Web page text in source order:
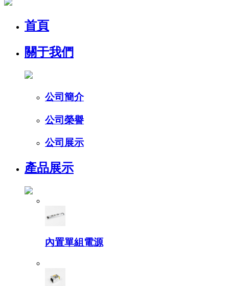
首頁
關于我們
公司簡介
公司榮譽
公司展示
產品展示
內置單組電源